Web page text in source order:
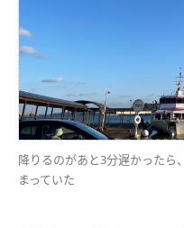
降りるのがあと3分遅かったら
まっていた